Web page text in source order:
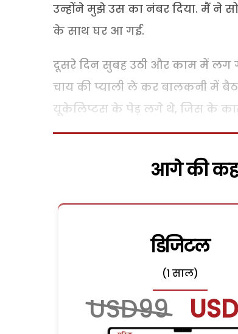
उन्होंने मुझे उस का नंबर दिया. मैं ने
के साथ घर आ गई.
दूसरे दिन सुबह उठी और काम में लग
चाय की प्याली ले कर बालकनी में
यूकेलिप्टस के पेड़ लगे थे, जिस के
आगे की
डिजिटल
(1 साल)
USD99